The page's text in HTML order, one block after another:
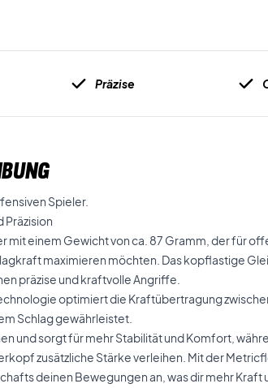
Präzise
Spieler.
Präzision
mit einem Gewicht von ca. 87 Gramm, der für
maximieren möchten. Das kopflastige
präzise und kraftvolle Angriffe.
optimiert die Kraftübertragung
Schlag gewährleistet.
und sorgt für mehr Stabilität und Komfort,
zusätzliche Stärke verleihen. Mit der
deinen Bewegungen an, was dir mehr Kraft